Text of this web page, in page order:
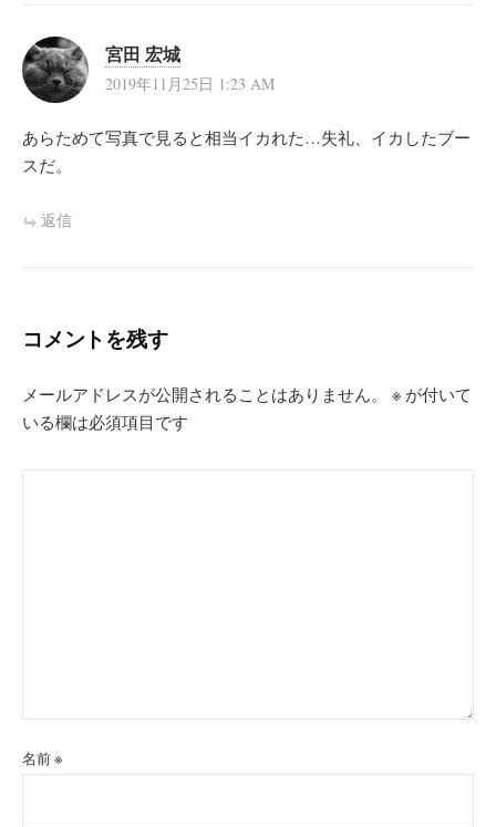
宮田 宏城
2019年11月25日 1:23 AM
あらためて写真で見ると相当イカれた…失礼、イカしたブー
スだ。
返信
コメントを残す
メールアドレスが公開されることはありません。 ※ が付いて
いる欄は必須項目です
名前※